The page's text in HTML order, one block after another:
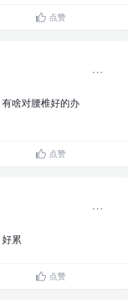
点赞
有啥对腰椎好的办
点赞
好累
点赞